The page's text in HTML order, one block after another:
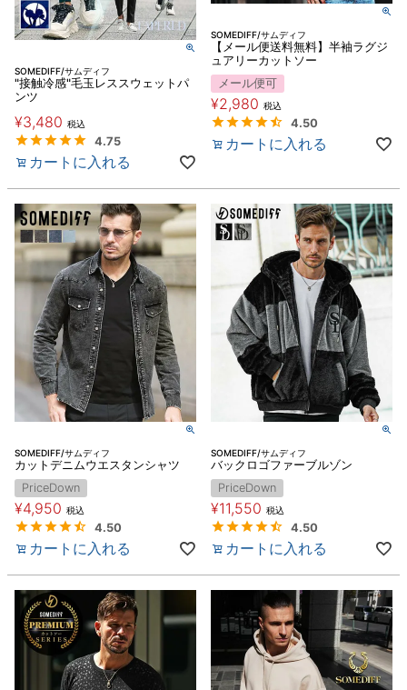
SOMEDIFF/サムディフ
"接触冷感"毛玉レススウェットパ
ンツ
¥3,480 税込
4.75
カートに入れる
SOMEDIFF/サムディフ
【メール便送料無料】半袖ラグジ
ュアリーカットソー
メール便可
¥2,980 税込
4.50
カートに入れる
SOMEDIFF/サムディフ
カットデニムウエスタンシャツ
PriceDown
¥4,950 税込
4.50
カートに入れる
SOMEDIFF/サムディフ
バックロゴファーブルゾン
PriceDown
¥11,550 税込
4.50
カートに入れる